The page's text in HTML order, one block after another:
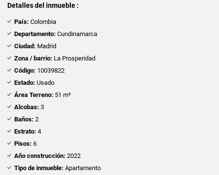
Detalles del inmueble :
País: Colombia
Departamento: Cundinamarca
Ciudad: Madrid
Zona / barrio: La Prosperidad
Código: 10039822
Estado: Usado
Área Terreno: 51 m²
Alcobas: 3
Baños: 2
Estrato: 4
Pisos: 6
Año construcción: 2022
Tipo de inmueble: Apartamento